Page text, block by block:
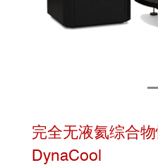
完全无液氦综合
DynaCool